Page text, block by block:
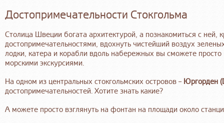
Достопримечательности Стокгольма
Столица Швеции богата архитектурой, а познакомиться с
достопримечательностями, вдохнуть чистейший воздух
лодки, катера и корабли вдоль набережных вы сможете
морскими экскурсиями.
На одном из центральных стокгольмских островов – Юргорден
достопримечательностей. Хотите знать какие?
А можете просто взглянуть на фонтан на площади около